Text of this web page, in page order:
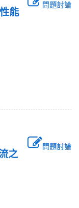
問題討論
能
問題討論
之